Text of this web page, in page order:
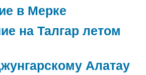
в Мерке
на Талгар летом
Алатау